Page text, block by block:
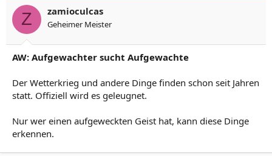
Z zamioculcas
Geheimer Meister
AW: Aufgewachter sucht Aufgewachte
Der Wetterkrieg und andere Dinge finden schon seit Jahren
statt. Offiziell wird es geleugnet.
Nur wer einen aufgeweckten Geist hat, kann diese Dinge
erkennen.